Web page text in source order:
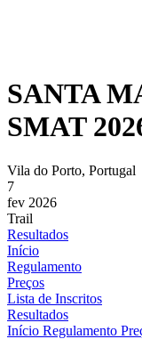
SANTA
SMAT
Vila do Porto, Portugal
7
fev 2026
Trail
Resultados
Início
Regulamento
Preços
Lista de Inscritos
Resultados
Início Regulamento